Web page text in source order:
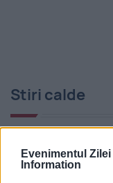
Evenimentul Zilei
Information
Stiri calde
13:06-
de medic